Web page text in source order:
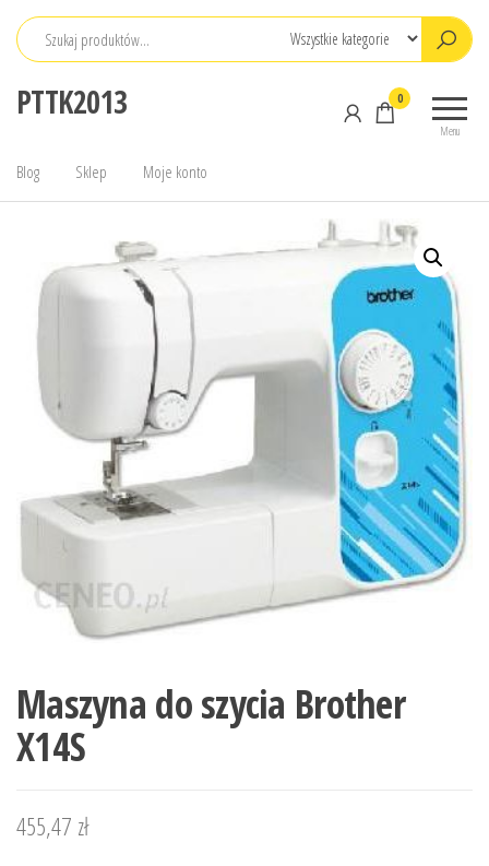
Przejdź
PTTK2013
Menu
0
Blog Sklep Moje konto
Maszyna do szycia Brother
X14S
455,47 zł